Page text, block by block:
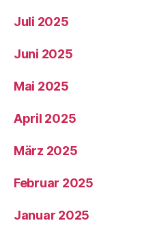
Juli 2025
Juni 2025
Mai 2025
April 2025
März 2025
Februar 2025
Januar 2025